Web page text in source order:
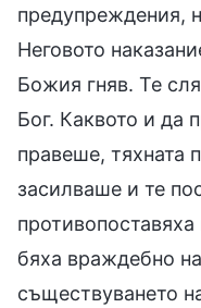
предупреждения,
Неговото
Божия гняв. Те
Бог. Каквото и да
правеше, тяхната
засилваше и те
бяха враждебно
съществуването